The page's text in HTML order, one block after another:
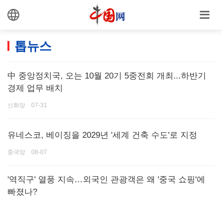
톱뉴스
中 중앙정치국, 오는 10월 20기 5중전회 개최...하반기
경제 업무 배치
신화망 07-31
유네스코, 베이징을 2029년 '세계 건축 수도'로 지정
중국망 08-07
'역직구' 열풍 지속…외국인 관광객은 왜 '중국 쇼핑'에
빠졌나?